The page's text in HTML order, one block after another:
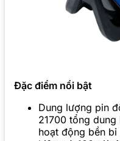
Đặc điểm nổi bật
Dung lượng pin
21700 tổng
hoạt động bền